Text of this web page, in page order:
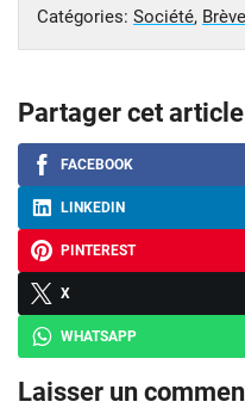
Catégories: Société,
Partager cet article
FACEBOOK
LINKEDIN
PINTEREST
X
WHATSAPP
Laisser un